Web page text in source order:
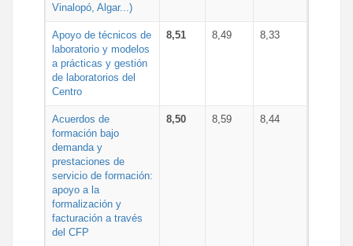
Vinalopó, Algar...)
Apoyo de técnicos de
laboratorio y modelos
a prácticas y gestión
de laboratorios del
Centro
8,51 8,49 8,33
Acuerdos de
formación bajo
demanda y
prestaciones de
servicio de formación:
apoyo a la
formalización y
facturación a través
del CFP
8,50 8,59 8,44